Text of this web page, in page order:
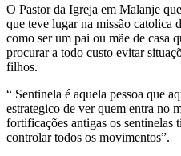
O Pastor da Igreja em Malanje
que teve lugar na missão catolica
como ser um pai ou mãe de casa
procurar a todo custo evitar
filhos.
“ Sentinela é aquela pessoa que
estrategico de ver quem entra no
fortificações antigas os sentinelas
controlar todos os movimentos”.